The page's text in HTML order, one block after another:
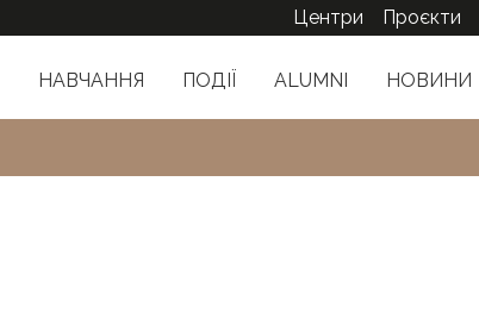
НАВЧАННЯ ПОДІЇ ALUMNI НОВИНИ
Центри Проєкти